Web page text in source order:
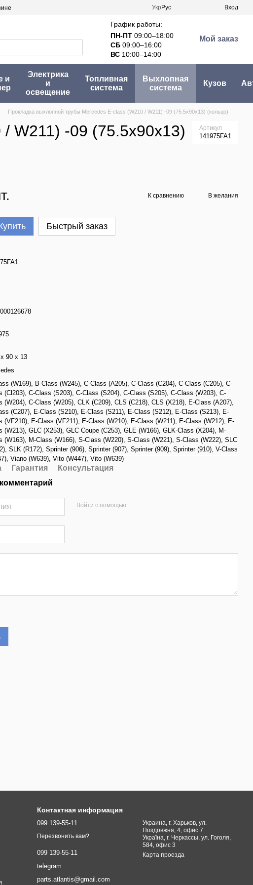
Укр Рус Вход
График работы:
ПН-ПТ 09:00–18:00
СБ 09:00–16:00
ВС 10:00–14:00
Мой заказ
и
Электрика
и
освещение
Топливная
система
Выхлопная
система
Кузов
Прокладка выхлопной трубы Mercedes E-class (W210 / W211) -09 (75.5x90x13) (кольцо)
W211) -09 (75.5x90x13)
Артикул
141975FA1
К сравнению В желания
Быстрый заказ
90 x 13
(W169), B-Class (W245), C-Class (A205), C-Class (C204), C-Class (C205), C-
(Cl203), C-Class (S203), C-Class (S204), C-Class (S205), C-Class (W203), C-
(W204), C-Class (W205), CLK (C209), CLS (C218), CLS (X218), E-Class (A207),
(C207), E-Class (S210), E-Class (S211), E-Class (S212), E-Class (S213), E-
(VF210), E-Class (VF211), E-Class (W210), E-Class (W211), E-Class (W212), E-
(W213), GLC (X253), GLC Coupe (C253), GLE (W166), GLK-Class (X204), M-
(W163), M-Class (W166), S-Class (W220), S-Class (W221), S-Class (W222), SLC
, SLK (R172), Sprinter (906), Sprinter (907), Sprinter (909), Sprinter (910), V-Class
, Viano (W639), Vito (W447), Vito (W639)
Гарантия
Консультация
Войти с помощью
Контактная информация
099 139-55-11
Перезвонить вам?
099 139-55-11
telegram
parts.atlantis@gmail.com
Украина, г. Харьков, ул.
Поздовжня, 4, офис 7
Україна, г. Черкассы, ул. Гоголя,
584, офис 3
Карта проезда